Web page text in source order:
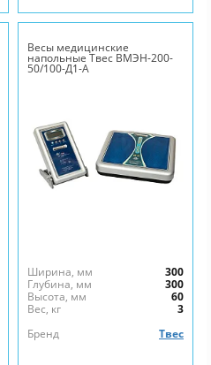
Весы медицинские
напольные Твес ВМЭН-200-
50/100-Д1-А
Ширина, мм
300
Глубина, мм
300
Высота, мм
60
Вес, кг
3
Бренд
Твес